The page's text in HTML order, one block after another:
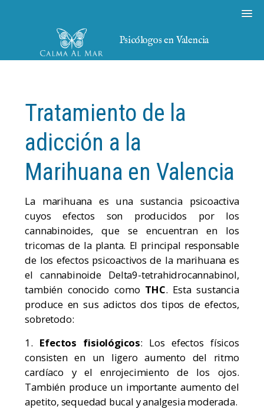
Psicólogos en Valencia
Tratamiento de la
adicción a la
Marihuana en Valencia
La marihuana es una sustancia psicoactiva
cuyos efectos son producidos por los
cannabinoides, que se encuentran en los
tricomas de la planta. El principal responsable
de los efectos psicoactivos de la marihuana es
el cannabinoide Delta9-tetrahidrocannabinol,
también conocido como THC. Esta sustancia
produce en sus adictos dos tipos de efectos,
sobretodo:
1. Efectos fisiológicos: Los efectos físicos
consisten en un ligero aumento del ritmo
cardíaco y el enrojecimiento de los ojos.
También produce un importante aumento del
apetito, sequedad bucal y analgesia moderada.